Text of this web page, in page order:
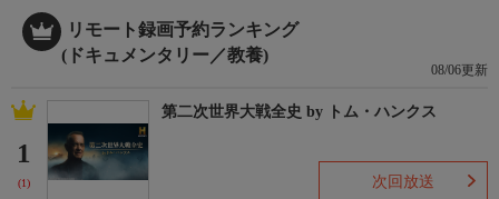
のロバ、性別不明の子ネコ、顔にしこりが出来たペットの子牛
を、ドクター・エミリーはまぶたを切った馬、立ち上がれなくな
ったラブラドールを助けるために奮闘。その最中、コンゴウイン
コを生涯の伴侶と決めたテリナさんがクリニックを訪れる。
リモート録画予約ランキング
(ドキュメンタリー／教養)
08/06更新
1
(1)
第二次世界大戦全史 by トム・ハンクス
次回放送